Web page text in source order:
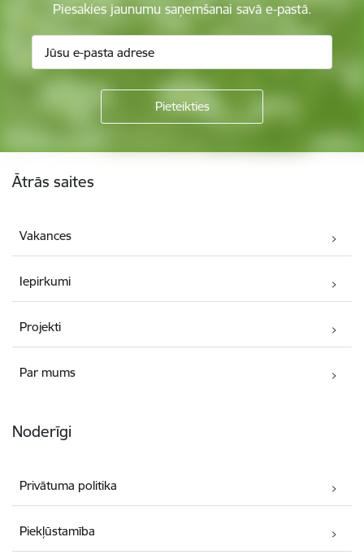
Piesakies jaunumu saņemšanai savā e-pastā.
Ātrās saites
Vakances
Iepirkumi
Projekti
Par mums
Noderīgi
Privātuma politika
Piekļūstamība